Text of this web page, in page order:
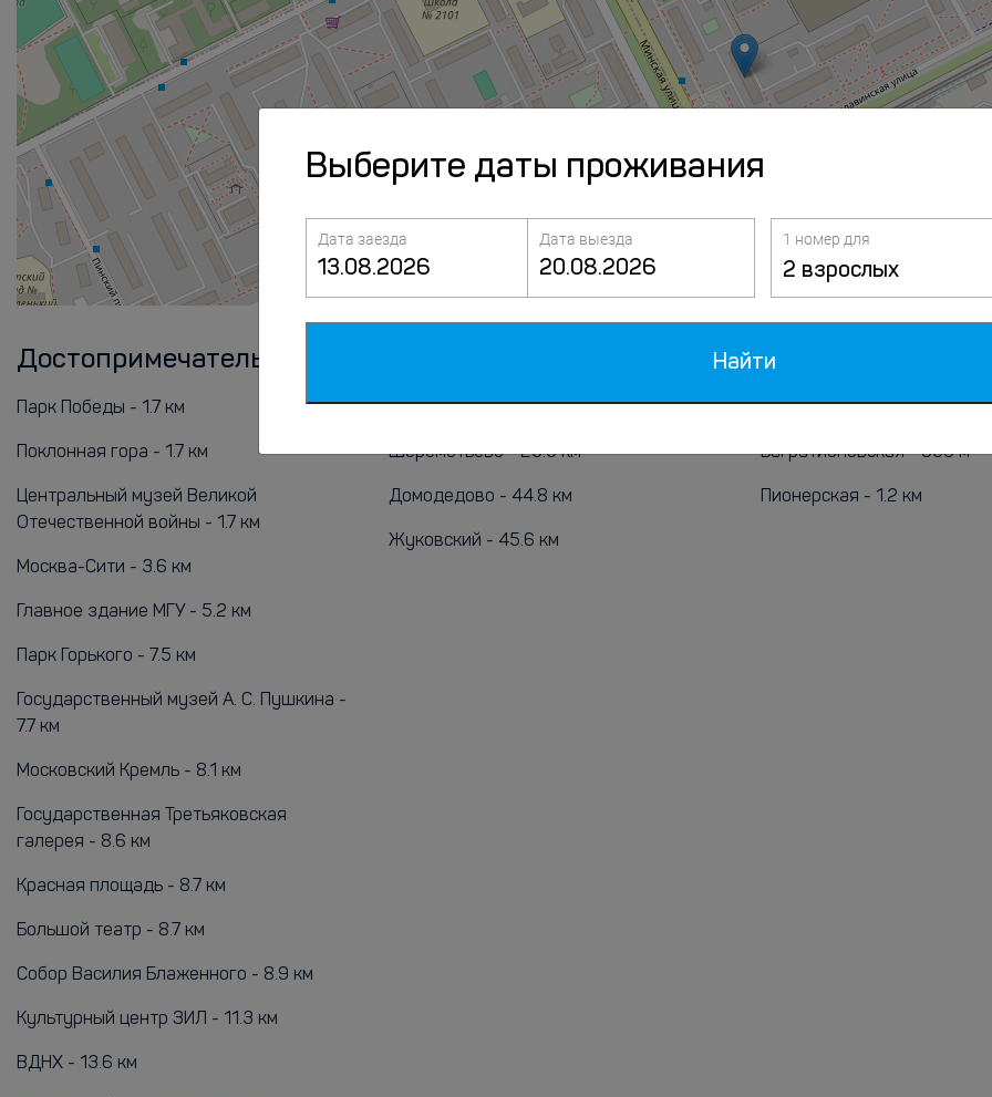
Достопримечательности
Парк Победы - 1.7 км
Поклонная гора - 1.7 км
Центральный музей Великой
Отечественной войны - 1.7 км
Москва-Сити - 3.6 км
Главное здание МГУ - 5.2 км
Парк Горького - 7.5 км
Государственный музей А. С. Пушкина -
7.7 км
Московский Кремль - 8.1 км
Государственная Третьяковская
галерея - 8.6 км
Красная площадь - 8.7 км
Большой театр - 8.7 км
Собор Василия Блаженного - 8.9 км
Культурный центр ЗИЛ - 11.3 км
ВДНХ - 13.6 км
Внуково - 19.5 км
Шереметьево - 25.5 км
Домодедово - 44.8 км
Жуковский - 45.6 км
Метро
Филёвский парк - 149 м
Багратионовская - 950 м
Пионерская - 1.2 км
Выберите даты проживания
Дата заезда Дата выезда 1 номер для
2 взрослых
Найти